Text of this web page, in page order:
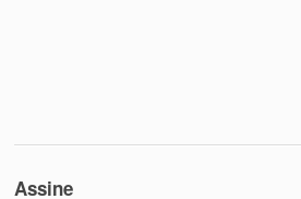
Assine